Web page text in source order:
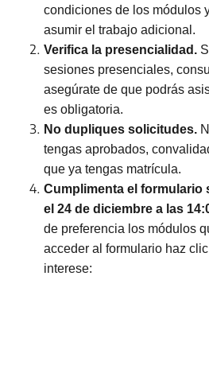
condiciones de los módulos
asumir el trabajo adicional.
Verifica la presencialidad.
sesiones presenciales,
asegúrate de que podrás
es obligatoria.
No dupliques solicitudes.
tengas aprobados,
que ya tengas matrícula.
Cumplimenta el formulario
el 24 de diciembre a las
de preferencia los módulos
acceder al formulario haz
interese: